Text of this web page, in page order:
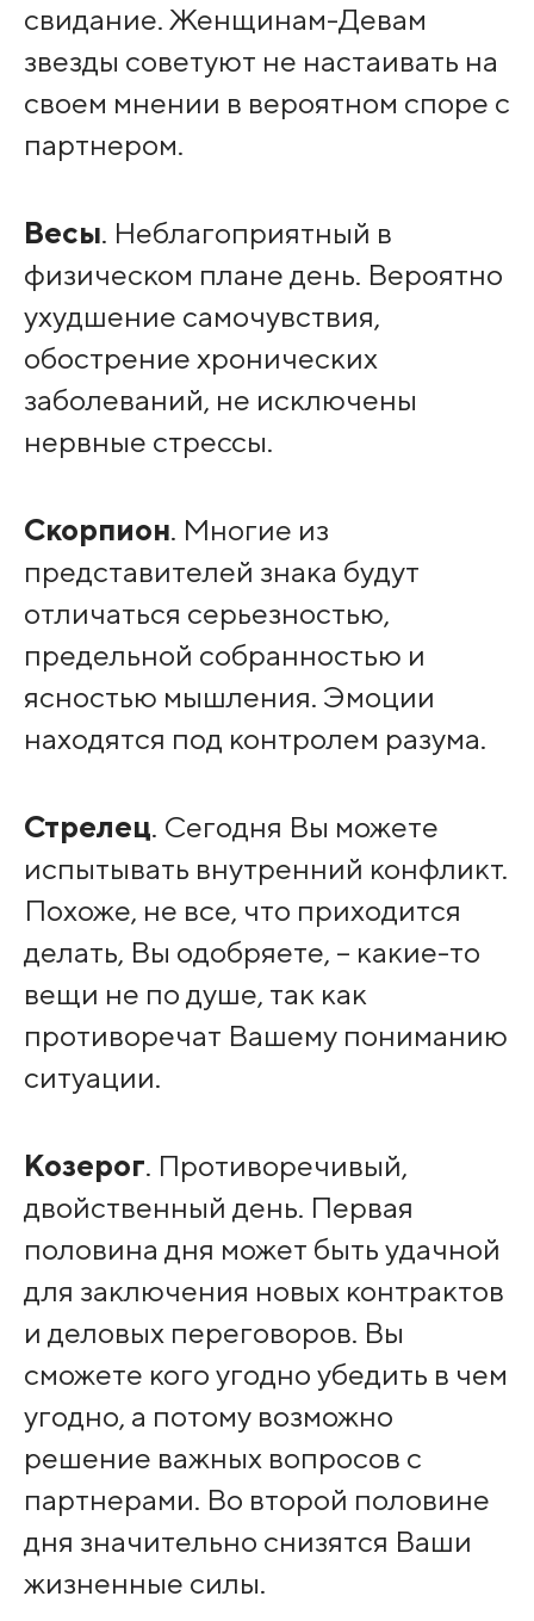
свидание. Женщинам-Девам
звезды советуют не настаивать на
своем мнении в вероятном споре с
партнером.
Весы. Неблагоприятный в
физическом плане день. Вероятно
ухудшение самочувствия,
обострение хронических
заболеваний, не исключены
нервные стрессы.
Скорпион. Многие из
представителей знака будут
отличаться серьезностью,
предельной собранностью и
ясностью мышления. Эмоции
находятся под контролем разума.
Стрелец. Сегодня Вы можете
испытывать внутренний конфликт.
Похоже, не все, что приходится
делать, Вы одобряете, – какие-то
вещи не по душе, так как
противоречат Вашему пониманию
ситуации.
Козерог. Противоречивый,
двойственный день. Первая
половина дня может быть удачной
для заключения новых контрактов
и деловых переговоров. Вы
сможете кого угодно убедить в чем
угодно, а потому возможно
решение важных вопросов с
партнерами. Во второй половине
дня значительно снизятся Ваши
жизненные силы.